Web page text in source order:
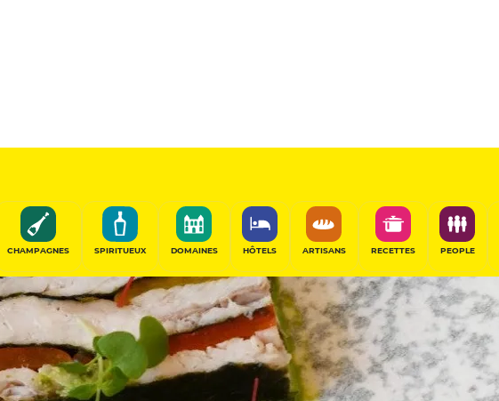
CHAMPAGNES SPIRITUEUX DOMAINES HÔTELS ARTISANS RECETTES PEOPLE